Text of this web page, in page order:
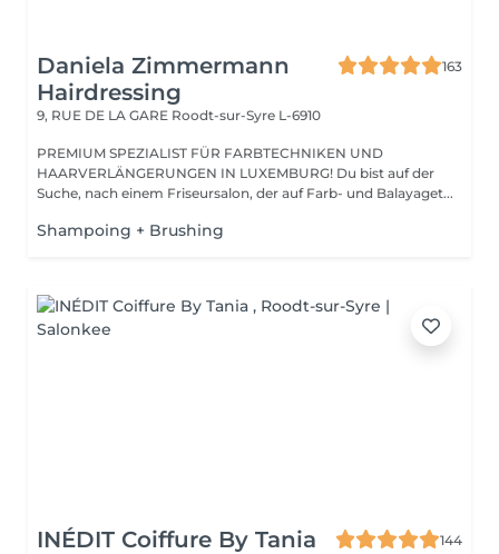
Daniela Zimmermann
Hairdressing
163
9, RUE DE LA GARE Roodt-sur-Syre L-6910
PREMIUM SPEZIALIST FÜR FARBTECHNIKEN UND
HAARVERLÄNGERUNGEN IN LUXEMBURG! Du bist auf der
Suche, nach einem Friseursalon, der auf Farb- und Balayaget...
Shampoing + Brushing
INÉDIT Coiffure By Tania
144